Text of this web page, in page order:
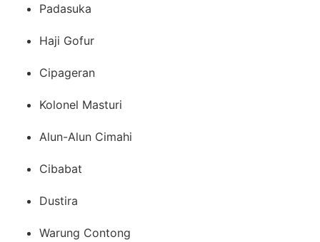
Padasuka
Haji Gofur
Cipageran
Kolonel Masturi
Alun-Alun Cimahi
Cibabat
Dustira
Warung Contong